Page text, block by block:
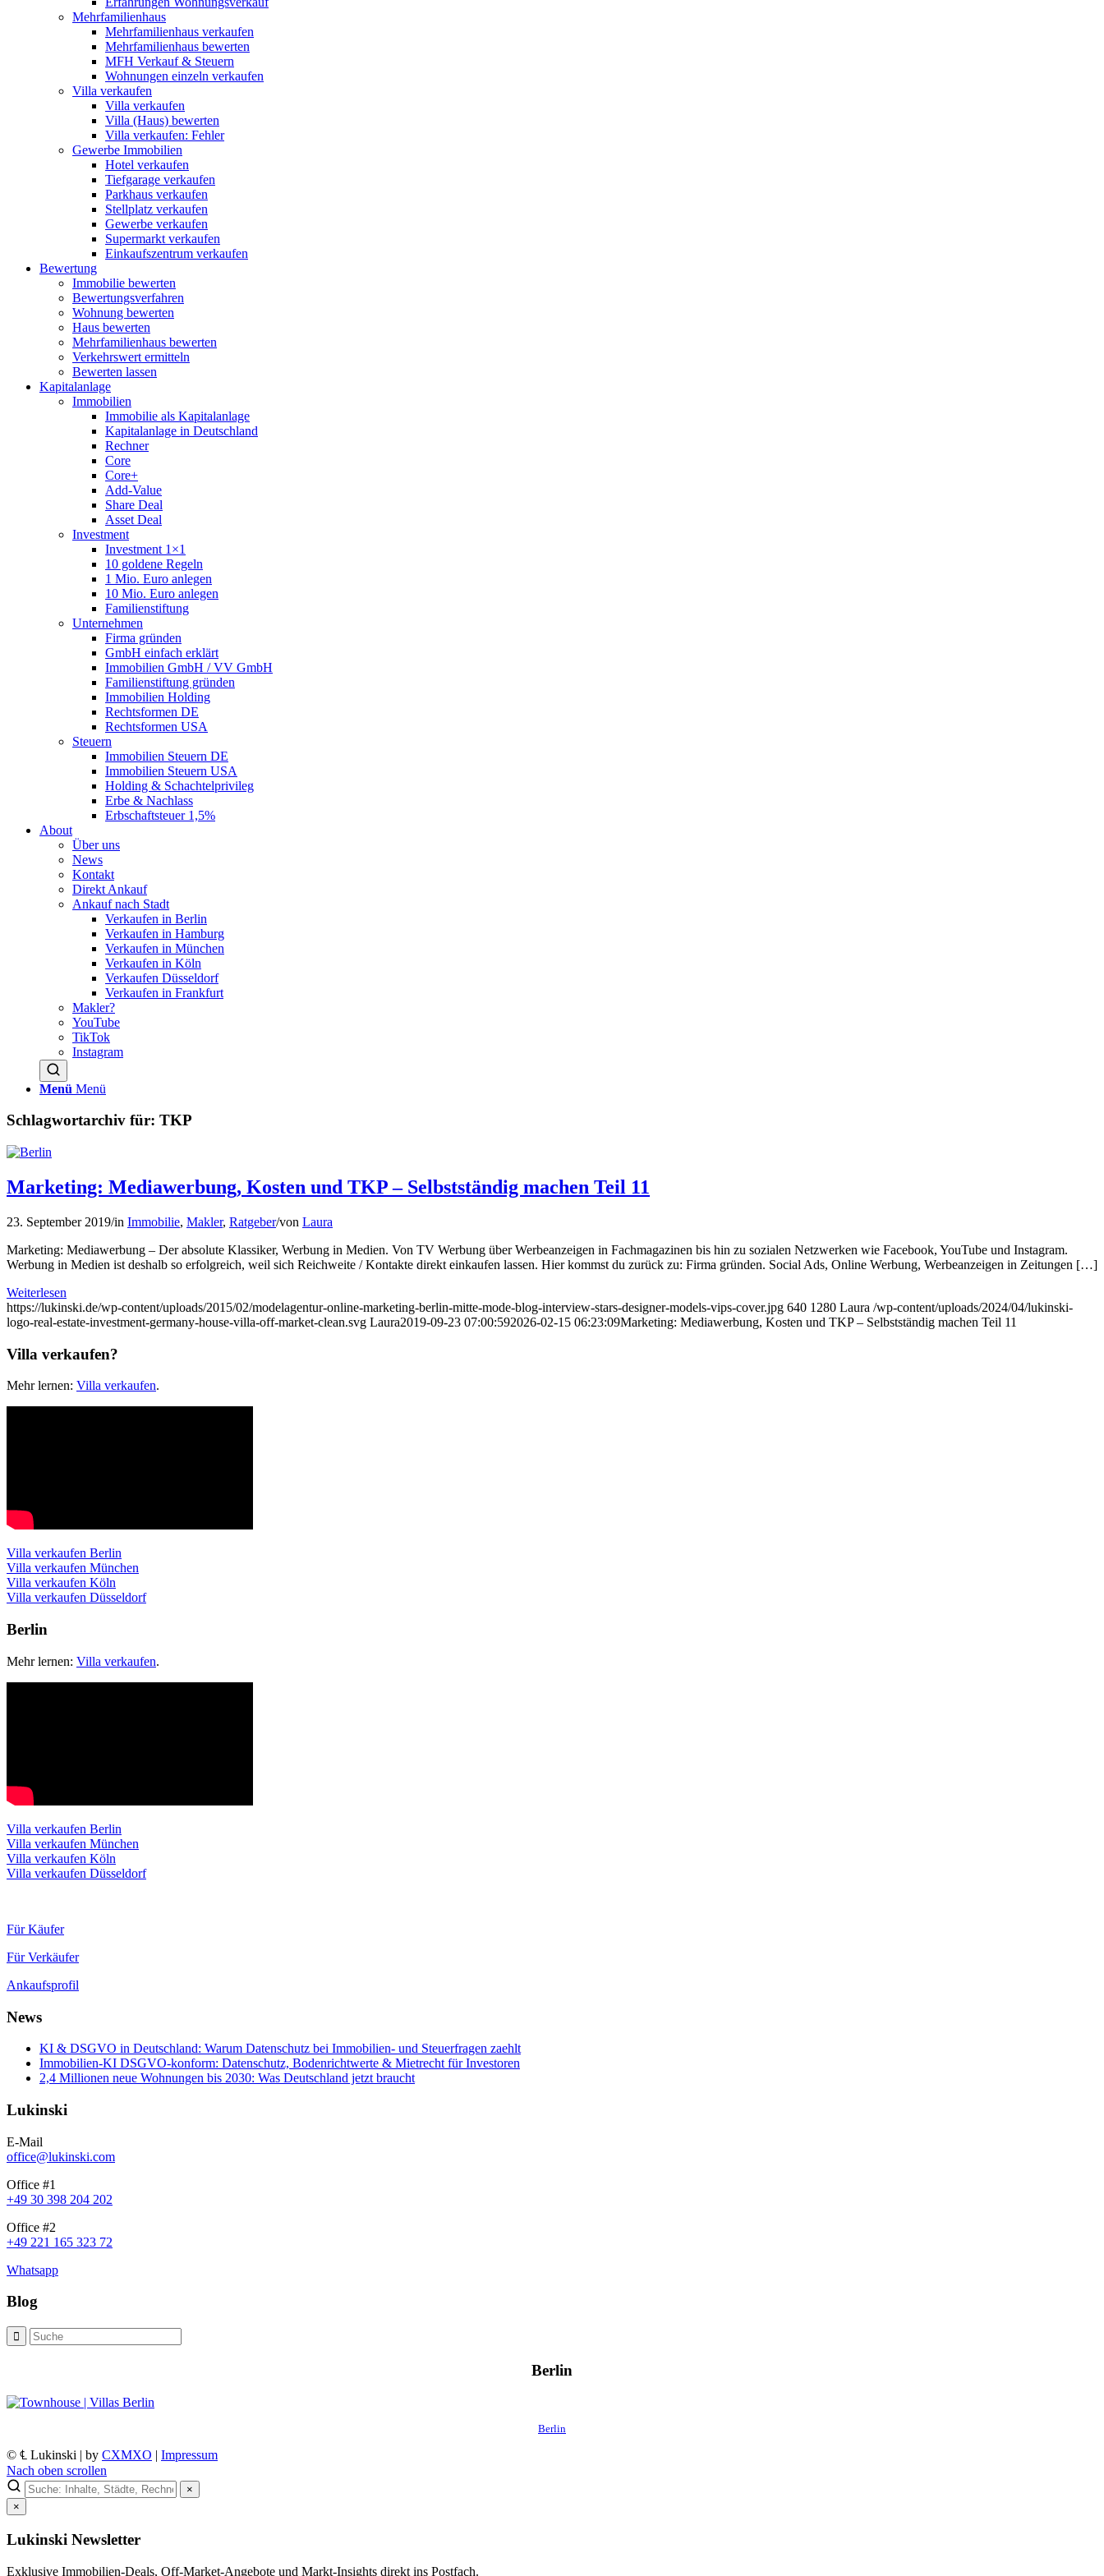
Mehrfamilienhaus
Mehrfamilienhaus verkaufen
Mehrfamilienhaus bewerten
MFH Verkauf & Steuern
Wohnungen einzeln verkaufen
Villa verkaufen
Villa verkaufen
Villa (Haus) bewerten
Villa verkaufen: Fehler
Gewerbe Immobilien
Hotel verkaufen
Tiefgarage verkaufen
Parkhaus verkaufen
Stellplatz verkaufen
Gewerbe verkaufen
Supermarkt verkaufen
Einkaufszentrum verkaufen
Bewertung
Immobilie bewerten
Bewertungsverfahren
Wohnung bewerten
Haus bewerten
Mehrfamilienhaus bewerten
Verkehrswert ermitteln
Bewerten lassen
Kapitalanlage
Immobilien
Immobilie als Kapitalanlage
Kapitalanlage in Deutschland
Rechner
Core
Core+
Add-Value
Share Deal
Asset Deal
Investment
Investment 1×1
10 goldene Regeln
1 Mio. Euro anlegen
10 Mio. Euro anlegen
Familienstiftung
Unternehmen
Firma gründen
GmbH einfach erklärt
Immobilien GmbH / VV GmbH
Familienstiftung gründen
Immobilien Holding
Rechtsformen DE
Rechtsformen USA
Steuern
Immobilien Steuern DE
Immobilien Steuern USA
Holding & Schachtelprivileg
Erbe & Nachlass
Erbschaftsteuer 1,5%
About
Über uns
News
Kontakt
Direkt Ankauf
Ankauf nach Stadt
Verkaufen in Berlin
Verkaufen in Hamburg
Verkaufen in München
Verkaufen in Köln
Verkaufen Düsseldorf
Verkaufen in Frankfurt
Makler?
YouTube
TikTok
Instagram
Menü Menü
Schlagwortarchiv für: TKP
Marketing: Mediawerbung, Kosten und TKP – Selbstständig machen Teil 11
23. September 2019/in Immobilie, Makler, Ratgeber/von Laura
Marketing: Mediawerbung – Der absolute Klassiker, Werbung in Medien. Von TV Werbung über Werbeanzeigen in Fachmagazinen bis hin zu sozialen Netzwerken wie Facebook, YouTube und Instagram.
Werbung in Medien ist deshalb so erfolgreich, weil sich Reichweite / Kontakte direkt einkaufen lassen. Hier kommst du zurück zu: Firma gründen. Social Ads, Online Werbung, Werbeanzeigen in Zeitungen […]
Weiterlesen
https://lukinski.de/wp-content/uploads/2015/02/modelagentur-online-marketing-berlin-mitte-mode-blog-interview-stars-designer-models-vips-cover.jpg 640 1280 Laura /wp-content/uploads/2024/04/lukinski-
logo-real-estate-investment-germany-house-villa-off-market-clean.svg Laura2019-09-23 07:00:592026-02-15 06:23:09Marketing: Mediawerbung, Kosten und TKP – Selbstständig machen Teil 11
Villa verkaufen?
Mehr lernen: Villa verkaufen.
Villa verkaufen Berlin
Villa verkaufen München
Villa verkaufen Köln
Villa verkaufen Düsseldorf
Berlin
Mehr lernen: Villa verkaufen.
Villa verkaufen Berlin
Villa verkaufen München
Villa verkaufen Köln
Villa verkaufen Düsseldorf
Für Käufer
Für Verkäufer
Ankaufsprofil
News
KI & DSGVO in Deutschland: Warum Datenschutz bei Immobilien- und Steuerfragen zaehlt
Immobilien-KI DSGVO-konform: Datenschutz, Bodenrichtwerte & Mietrecht für Investoren
2,4 Millionen neue Wohnungen bis 2030: Was Deutschland jetzt braucht
Lukinski
E-Mail
office@lukinski.com
Office #1
+49 30 398 204 202
Office #2
+49 221 165 323 72
Whatsapp
Blog
Berlin
Berlin
© ℄ Lukinski | by CXMXO | Impressum
Nach oben scrollen
×
×
Lukinski Newsletter
Exklusive Immobilien-Deals, Off-Market-Angebote und Markt-Insights direkt ins Postfach.